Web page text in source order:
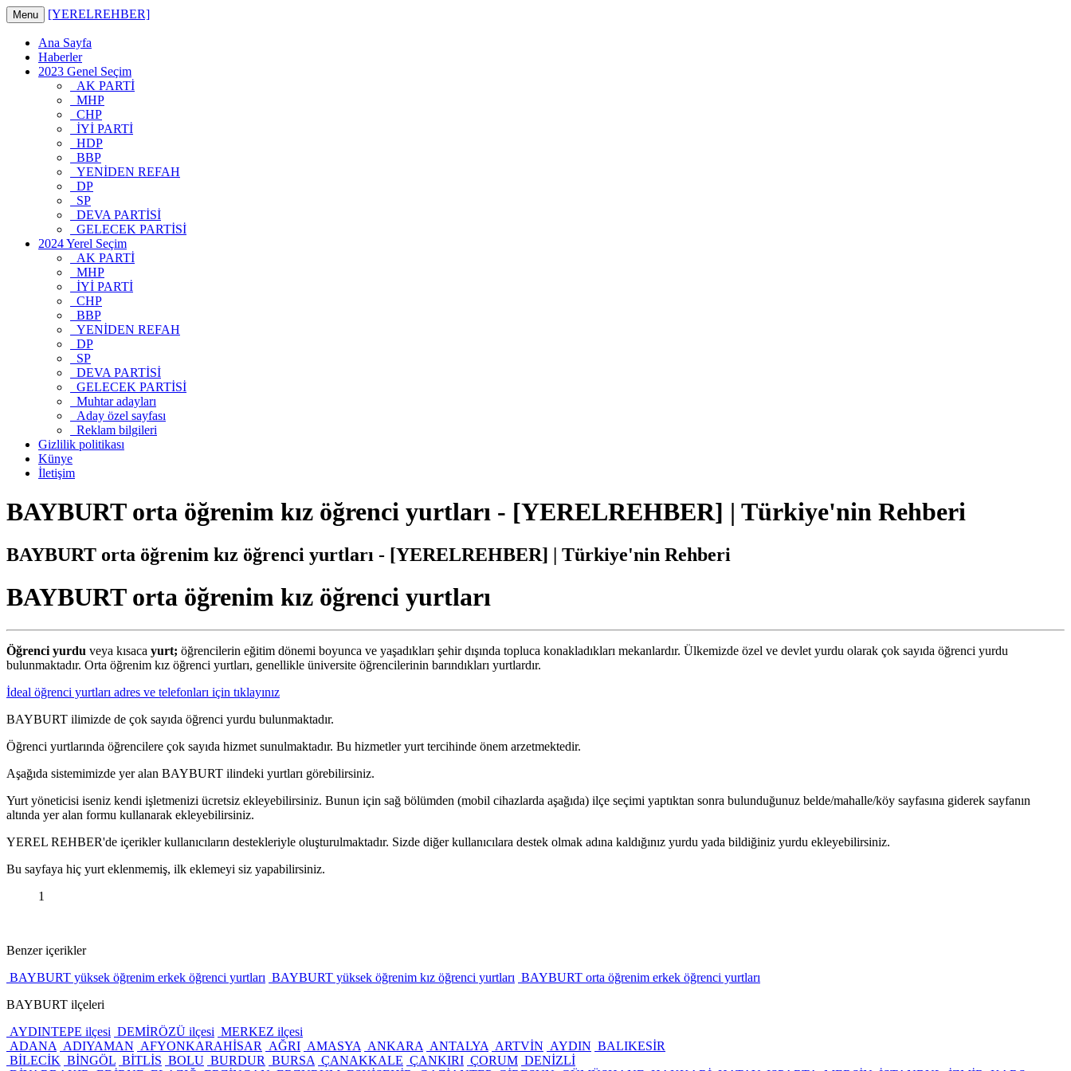
Menu [YERELREHBER]
Ana Sayfa
Haberler
2023 Genel Seçim
AK PARTİ
MHP
CHP
İYİ PARTİ
HDP
BBP
YENİDEN REFAH
DP
SP
DEVA PARTİSİ
GELECEK PARTİSİ
2024 Yerel Seçim
AK PARTİ
MHP
İYİ PARTİ
CHP
BBP
YENİDEN REFAH
DP
SP
DEVA PARTİSİ
GELECEK PARTİSİ
Muhtar adayları
Aday özel sayfası
Reklam bilgileri
Gizlilik politikası
Künye
İletişim
BAYBURT orta öğrenim kız öğrenci yurtları - [YERELREHBER] | Türkiye'nin Rehberi
BAYBURT orta öğrenim kız öğrenci yurtları - [YERELREHBER] | Türkiye'nin Rehberi
BAYBURT orta öğrenim kız öğrenci yurtları
Öğrenci yurdu veya kısaca yurt; öğrencilerin eğitim dönemi boyunca ve yaşadıkları şehir dışında topluca konakladıkları mekanlardır. Ülkemizde özel ve devlet yurdu olarak çok sayıda öğrenci yurdu
bulunmaktadır. Orta öğrenim kız öğrenci yurtları, genellikle üniversite öğrencilerinin barındıkları yurtlardır.
İdeal öğrenci yurtları adres ve telefonları için tıklayınız
BAYBURT ilimizde de çok sayıda öğrenci yurdu bulunmaktadır.
Öğrenci yurtlarında öğrencilere çok sayıda hizmet sunulmaktadır. Bu hizmetler yurt tercihinde önem arzetmektedir.
Aşağıda sistemimizde yer alan BAYBURT ilindeki yurtları görebilirsiniz.
Yurt yöneticisi iseniz kendi işletmenizi ücretsiz ekleyebilirsiniz. Bunun için sağ bölümden (mobil cihazlarda aşağıda) ilçe seçimi yaptıktan sonra bulunduğunuz belde/mahalle/köy sayfasına giderek sayfanın
altında yer alan formu kullanarak ekleyebilirsiniz.
YEREL REHBER'de içerikler kullanıcıların destekleriyle oluşturulmaktadır. Sizde diğer kullanıcılara destek olmak adına kaldığınız yurdu yada bildiğiniz yurdu ekleyebilirsiniz.
Bu sayfaya hiç yurt eklenmemiş, ilk eklemeyi siz yapabilirsiniz.
1
Benzer içerikler
BAYBURT yüksek öğrenim erkek öğrenci yurtları BAYBURT yüksek öğrenim kız öğrenci yurtları BAYBURT orta öğrenim erkek öğrenci yurtları
BAYBURT ilçeleri
AYDINTEPE ilçesi DEMİRÖZÜ ilçesi MERKEZ ilçesi
ADANA ADIYAMAN AFYONKARAHİSAR AĞRI AMASYA ANKARA ANTALYA ARTVİN AYDIN BALIKESİR
BİLECİK BİNGÖL BİTLİS BOLU BURDUR BURSA ÇANAKKALE ÇANKIRI ÇORUM DENİZLİ